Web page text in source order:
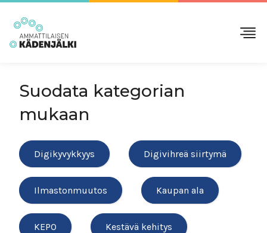
Suodata kategorian
mukaan
Digikyvykkyys Digivihreä siirtymä
Ilmastonmuutos Kaupan ala
KEPO Kestävä kehitys